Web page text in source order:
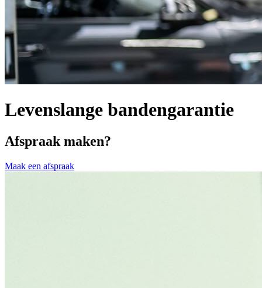
Levenslange bandengarantie
Afspraak maken?
Maak een afspraak